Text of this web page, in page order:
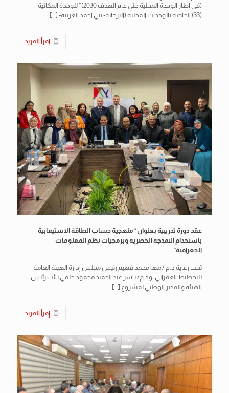
(فى إطار الوحدة المحلية حتى عام الهدف 2030)” للوحدة المكانية
(33) الخاصة بالوحدات المحلية (البرجاية- بني احمد الغريبة-
[…]
إقرأ المزيد
عقد دورة تدريبية بعنوان “منهجية حساب الطاقة الاستيعابية
باستخدام النمذجة الحضرية وبرمجيات نظم المعلومات
الجغرافية”
تحت رعاية د.م / مها محمد فهيم رئيس مجلس إدارة الهيئة العامة
للتخطيط العمراني، ود.م/ ياسر عبد الحميد محمود حلمي نائب رئيس
الهيئة والمدير الوطني لمشروع […]
إقرأ المزيد